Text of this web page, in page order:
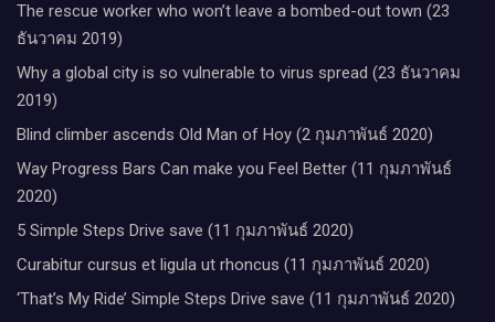
The rescue worker who won’t leave a bombed-out town (23
ธันวาคม 2019)
Why a global city is so vulnerable to virus spread (23 ธันวาคม
2019)
Blind climber ascends Old Man of Hoy (2 กุมภาพันธ์ 2020)
Way Progress Bars Can make you Feel Better (11 กุมภาพันธ์
2020)
5 Simple Steps Drive save (11 กุมภาพันธ์ 2020)
Curabitur cursus et ligula ut rhoncus (11 กุมภาพันธ์ 2020)
‘That’s My Ride’ Simple Steps Drive save (11 กุมภาพันธ์ 2020)